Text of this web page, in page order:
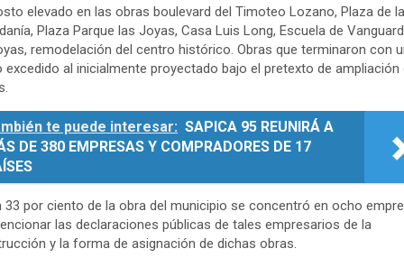
elevado en las obras boulevard del Timoteo Lozano, Plaza de la
Plaza Parque las Joyas, Casa Luis Long, Escuela de
remodelación del centro histórico. Obras que terminaron con
excedido al inicialmente proyectado bajo el pretexto de ampliación
te puede interesar: SAPICA 95 REUNIRÁ A
DE 380 EMPRESAS Y COMPRADORES DE 17
33 por ciento de la obra del municipio se concentró en ocho
las declaraciones públicas de tales empresarios de la
y la forma de asignación de dichas obras.